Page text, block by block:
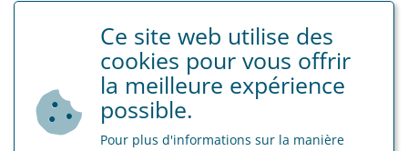
Dernières nouvelles
Uitkeringen voor geboorteverlof worden vanaf 1 januari 2025
maandelijks uitbetaald
Ce site web utilise des
cookies pour vous offrir
la meilleure expérience
possible.
Pour plus d'informations sur la manière